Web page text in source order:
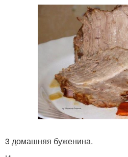
3 домашняя буженина.